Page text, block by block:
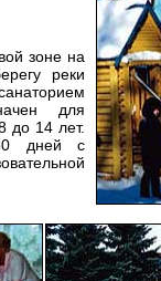
зоне на
реки
для
до 14 лет.
дней с